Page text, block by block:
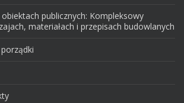
publicznych: Kompleksowy
materiałach i przepisach budowlanych